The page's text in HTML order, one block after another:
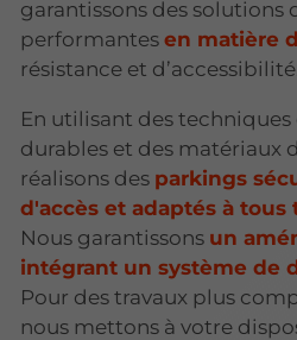
garantissons des solutions
performantes en matière
résistance et
En utilisant des
durables et des matériaux
réalisons des parkings
d'accès et adaptés à
Nous garantissons un
intégrant un système de
Pour des travaux plus
nous mettons à votre